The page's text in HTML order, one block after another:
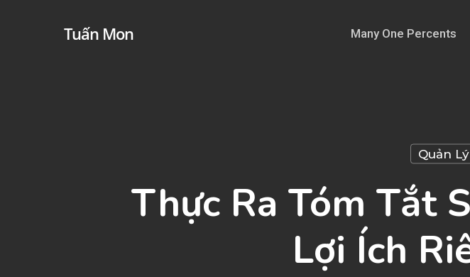
Tuấn Mon Many One Percents
Quản
Thực Ra Tóm Tắt
Lợi Ích